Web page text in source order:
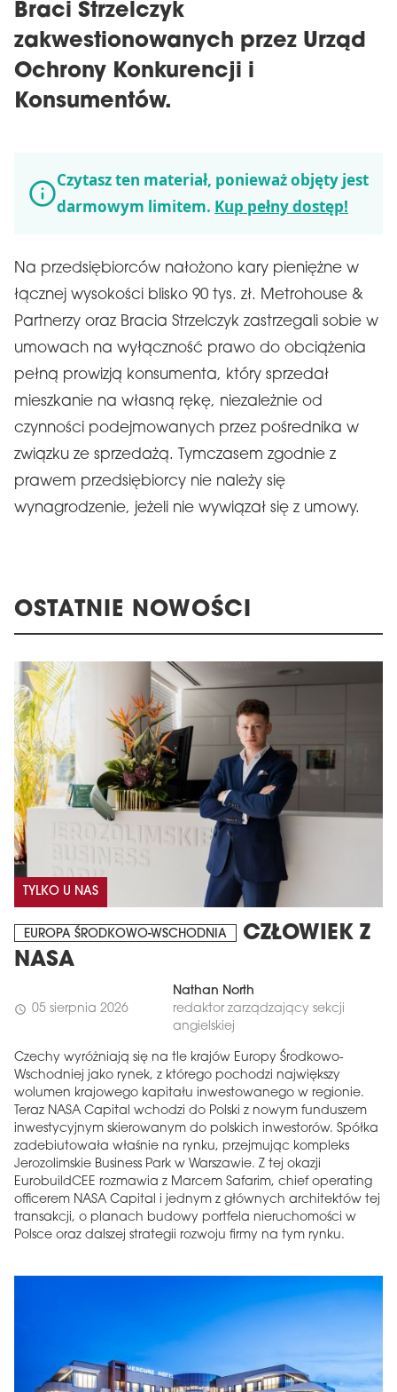
Braci Strzelczyk
zakwestionowanych przez Urząd
Ochrony Konkurencji i
Konsumentów.
Czytasz ten materiał, ponieważ objęty jest
darmowym limitem. Kup pełny dostęp!
Na przedsiębiorców nałożono kary pieniężne w
łącznej wysokości blisko 90 tys. zł. Metrohouse &
Partnerzy oraz Bracia Strzelczyk zastrzegali sobie w
umowach na wyłączność prawo do obciążenia
pełną prowizją konsumenta, który sprzedał
mieszkanie na własną rękę, niezależnie od
czynności podejmowanych przez pośrednika w
związku ze sprzedażą. Tymczasem zgodnie z
prawem przedsiębiorcy nie należy się
wynagrodzenie, jeżeli nie wywiązał się z umowy.
OSTATNIE NOWOŚCI
TYLKO U NAS
EUROPA ŚRODKOWO-WSCHODNIA
CZŁOWIEK Z
NASA
schedule 05 sierpnia 2026
Nathan North
redaktor zarządzający sekcji
angielskiej
Czechy wyróżniają się na tle krajów Europy Środkowo-
Wschodniej jako rynek, z którego pochodzi największy
wolumen krajowego kapitału inwestowanego w regionie.
Teraz NASA Capital wchodzi do Polski z nowym funduszem
inwestycyjnym skierowanym do polskich inwestorów. Spółka
zadebiutowała właśnie na rynku, przejmując kompleks
Jerozolimskie Business Park w Warszawie. Z tej okazji
EurobuildCEE rozmawia z Marcem Safarim, chief operating
officerem NASA Capital i jednym z głównych architektów tej
transakcji, o planach budowy portfela nieruchomości w
Polsce oraz dalszej strategii rozwoju firmy na tym rynku.